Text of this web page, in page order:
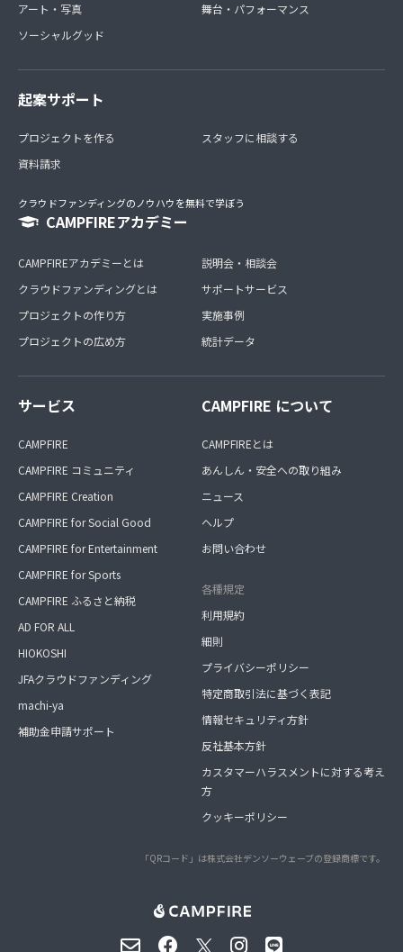
アート・写真
ソーシャルグッド
舞台・パフォーマンス
起案サポート
プロジェクトを作る
資料請求
スタッフに相談する
クラウドファンディングのノウハウを無料で学ぼう
CAMPFIREアカデミー
CAMPFIREアカデミーとは
クラウドファンディングとは
プロジェクトの作り方
プロジェクトの広め方
説明会・相談会
サポートサービス
実施事例
統計データ
サービス
CAMPFIRE
CAMPFIRE コミュニティ
CAMPFIRE Creation
CAMPFIRE for Social Good
CAMPFIRE for Entertainment
CAMPFIRE for Sports
CAMPFIRE ふるさと納税
AD FOR ALL
HIOKOSHI
JFAクラウドファンディング
machi-ya
補助金申請サポート
CAMPFIRE について
CAMPFIREとは
あんしん・安全への取り組み
ニュース
ヘルプ
お問い合わせ
各種規定
利用規約
細則
プライバシーポリシー
特定商取引法に基づく表記
情報セキュリティ方針
反社基本方針
カスタマーハラスメントに対する考え
方
クッキーポリシー
「QRコード」は株式会社デンソーウェーブの登録商標です。